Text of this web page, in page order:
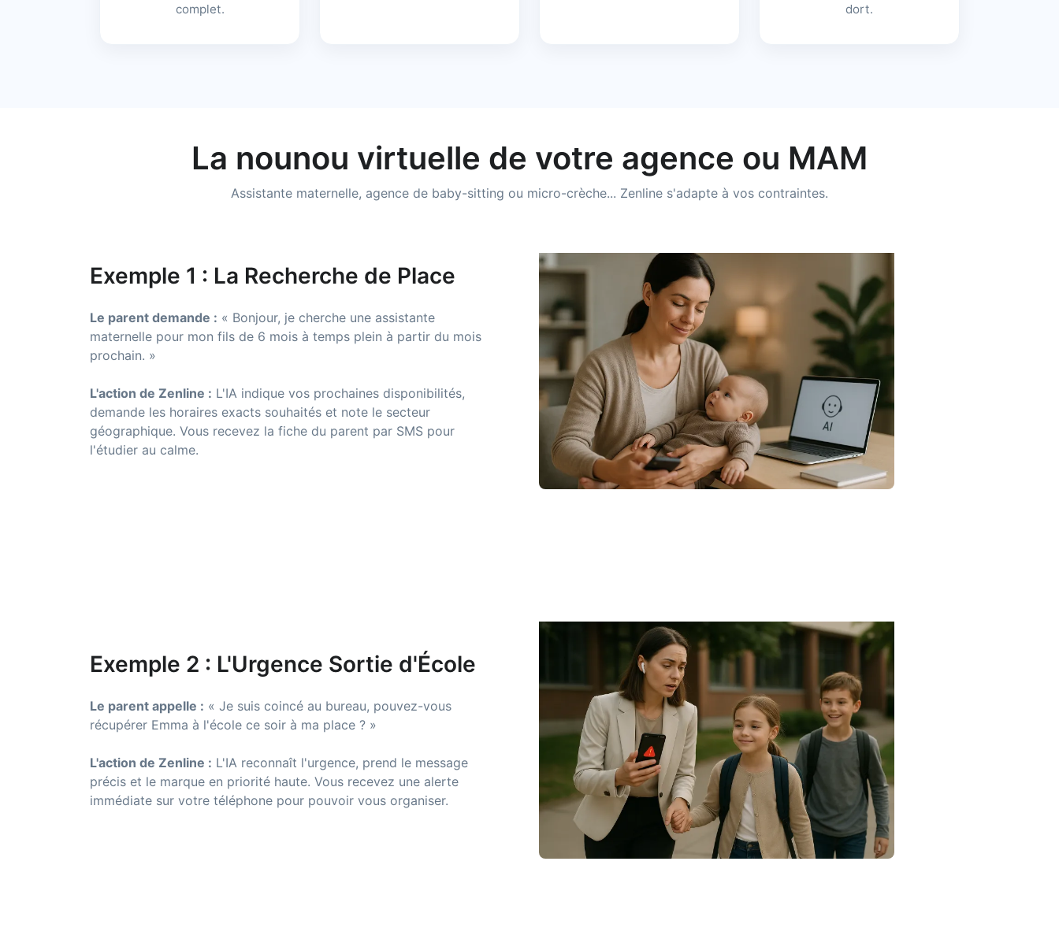
complet.
dort.
La nounou virtuelle de votre agence ou MAM
Assistante maternelle, agence de baby-sitting ou micro-crèche... Zenline s'adapte à vos contraintes.
Exemple 1 : La Recherche de Place
Le parent demande : « Bonjour, je cherche une assistante
maternelle pour mon fils de 6 mois à temps plein à partir du mois
prochain. »
L'action de Zenline : L'IA indique vos prochaines disponibilités,
demande les horaires exacts souhaités et note le secteur
géographique. Vous recevez la fiche du parent par SMS pour
l'étudier au calme.
Exemple 2 : L'Urgence Sortie d'École
Le parent appelle : « Je suis coincé au bureau, pouvez-vous
récupérer Emma à l'école ce soir à ma place ? »
L'action de Zenline : L'IA reconnaît l'urgence, prend le message
précis et le marque en priorité haute. Vous recevez une alerte
immédiate sur votre téléphone pour pouvoir vous organiser.